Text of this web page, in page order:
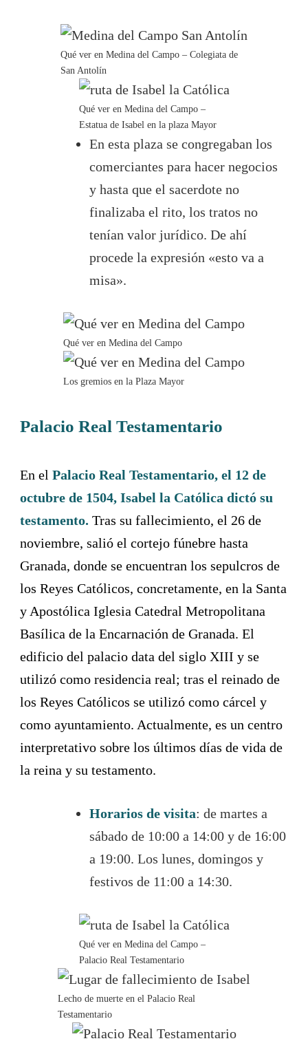
Qué ver en Medina del Campo – Colegiata de
San Antolín
Qué ver en Medina del Campo –
Estatua de Isabel en la plaza Mayor
En esta plaza se congregaban los
comerciantes para hacer negocios
y hasta que el sacerdote no
finalizaba el rito, los tratos no
tenían valor jurídico. De ahí
procede la expresión «esto va a
misa».
Qué ver en Medina del Campo
Los gremios en la Plaza Mayor
Palacio Real Testamentario
En el Palacio Real Testamentario, el 12 de
octubre de 1504, Isabel la Católica dictó su
testamento. Tras su fallecimiento, el 26 de
noviembre, salió el cortejo fúnebre hasta
Granada, donde se encuentran los sepulcros de
los Reyes Católicos, concretamente, en la Santa
y Apostólica Iglesia Catedral Metropolitana
Basílica de la Encarnación de Granada. El
edificio del palacio data del siglo XIII y se
utilizó como residencia real; tras el reinado de
los Reyes Católicos se utilizó como cárcel y
como ayuntamiento. Actualmente, es un centro
interpretativo sobre los últimos días de vida de
la reina y su testamento.
Horarios de visita: de martes a
sábado de 10:00 a 14:00 y de 16:00
a 19:00. Los lunes, domingos y
festivos de 11:00 a 14:30.
Qué ver en Medina del Campo –
Palacio Real Testamentario
Lecho de muerte en el Palacio Real
Testamentario